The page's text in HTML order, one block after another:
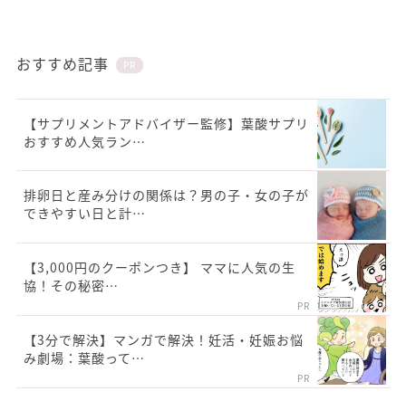
おすすめ記事 PR
【サプリメントアドバイザー監修】葉酸サプリ
おすすめ人気ラン…
排卵日と産み分けの関係は？男の子・女の子が
できやすい日と計…
【3,000円のクーポンつき】 ママに人気の生
協！その秘密…
PR
【3分で解決】マンガで解決！妊活・妊娠お悩
み劇場：葉酸って…
PR